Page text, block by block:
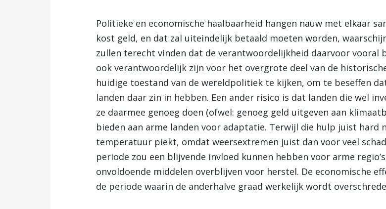
Politieke en economische haalbaarheid hangen nauw met elkaar
kost geld, en dat zal uiteindelijk betaald moeten worden,
zullen terecht vinden dat de verantwoordelijkheid daarvoor
ook verantwoordelijk zijn voor het overgrote deel van de
huidige toestand van de wereldpolitiek te kijken, om te beseffen
landen daar zin in hebben. Een ander risico is dat landen die wel
ze daarmee genoeg doen (ofwel: genoeg geld uitgeven aan
bieden aan arme landen voor adaptatie. Terwijl die hulp juist hard
temperatuur piekt, omdat weersextremen juist dan voor veel
periode zou een blijvende invloed kunnen hebben voor arme
onvoldoende middelen overblijven voor herstel. De economische
de periode waarin de anderhalve graad werkelijk wordt